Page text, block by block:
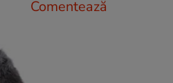
Comentează